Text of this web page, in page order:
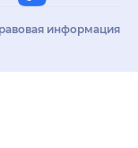
информация